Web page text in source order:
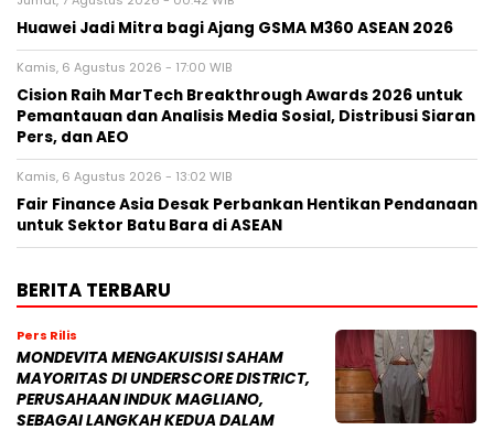
Pers Rilis
HIKSEMI Tampilkan Solusi
Penyimpanan Data untuk Seluruh
Skenario di Ajang DTI Indonesia 2026,
Dukung Pengembangan AI di Asia
Tenggara
Jumat, 7 Agu 2026 - 04:14 WIB
Pers Rilis
Jumat, 7 Agu 2026 - 00:42 WIB
Pers Rilis
Cision Raih MarTech Breakthrough
Awards 2026 untuk Pemantauan dan
Analisis Media Sosial, Distribusi Siaran
Pers, dan AEO